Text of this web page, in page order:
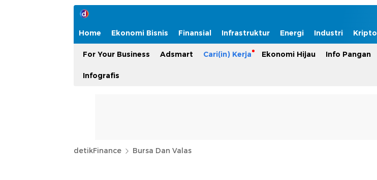
Home Ekonomi Bisnis Finansial Infrastruktur Energi Industri Kripto
For Your Business Adsmart Cari(in) Kerja Ekonomi Hijau Info Pangan
Infografis
detikFinance Bursa Dan Valas